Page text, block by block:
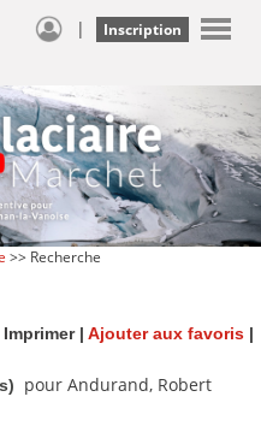
| Inscription
>> Recherche
Imprimer| Ajouter aux favoris |
pour Andurand, Robert